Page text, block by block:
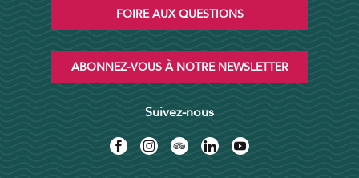
FOIRE AUX QUESTIONS
ABONNEZ-VOUS À NOTRE NEWSLETTER
Suivez-nous